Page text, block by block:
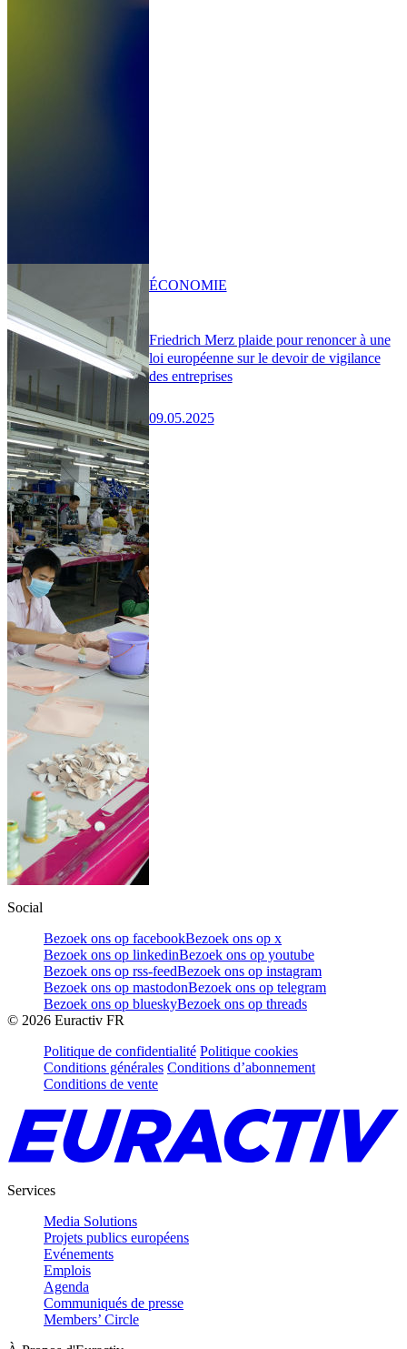
Friedrich Merz plaide pour renoncer à une
loi européenne sur le devoir de vigilance
des entreprises
09.05.2025
ÉCONOMIE
Social
Bezoek ons op facebookBezoek ons op x
Bezoek ons op linkedinBezoek ons op youtube
Bezoek ons op rss-feedBezoek ons op instagram
Bezoek ons op mastodonBezoek ons op telegram
Bezoek ons op blueskyBezoek ons op threads
© 2026 Euractiv FR
Politique de confidentialité Politique cookies
Conditions générales Conditions d’abonnement
Conditions de vente
Services
Media Solutions
Projets publics européens
Evénements
Emplois
Agenda
Communiqués de presse
Members’ Circle